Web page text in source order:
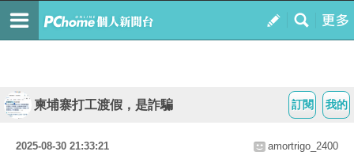
我的
訂閱
柬埔寨打工渡假，是詐騙
2025-08-30 21:33:21 amortrigo_2400